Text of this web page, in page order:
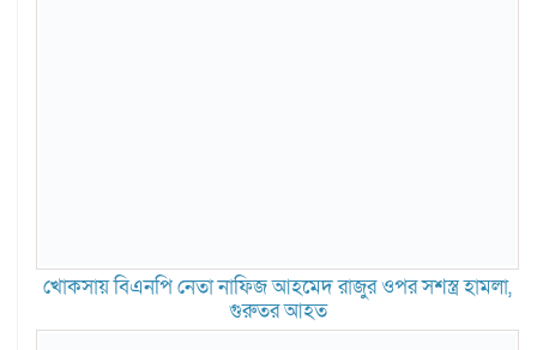
খোকসায় বিএনপি নেতা নাফিজ আহমেদ রাজুর ওপর সশস্ত্র হামলা,
গুরুতর আহত